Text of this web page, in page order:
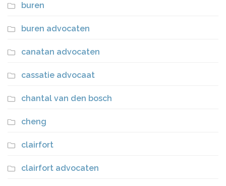
buren
buren advocaten
canatan advocaten
cassatie advocaat
chantal van den bosch
cheng
clairfort
clairfort advocaten